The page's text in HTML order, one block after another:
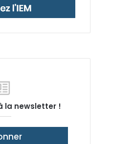
la newsletter !